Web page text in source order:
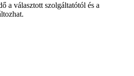
a választott szolgáltatótól és a